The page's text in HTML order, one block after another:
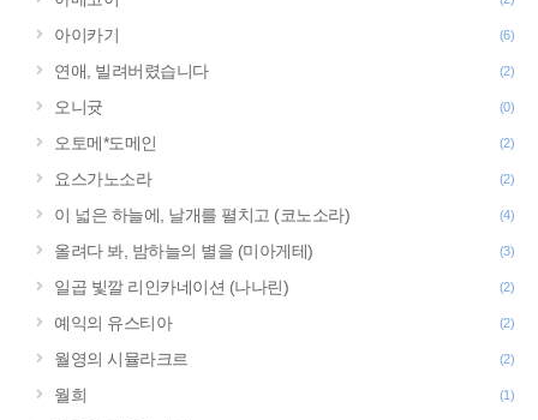
아이카기 (6)
연애, 빌려버렸습니다 (2)
오니귯 (0)
오토메*도메인 (2)
요스가노소라 (2)
이 넓은 하늘에, 날개를 펼치고 (코노소라) (4)
올려다 봐, 밤하늘의 별을 (미아게테) (3)
일곱 빛깔 리인카네이션 (나나린) (2)
예익의 유스티아 (2)
월영의 시뮬라크르 (2)
월희 (1)